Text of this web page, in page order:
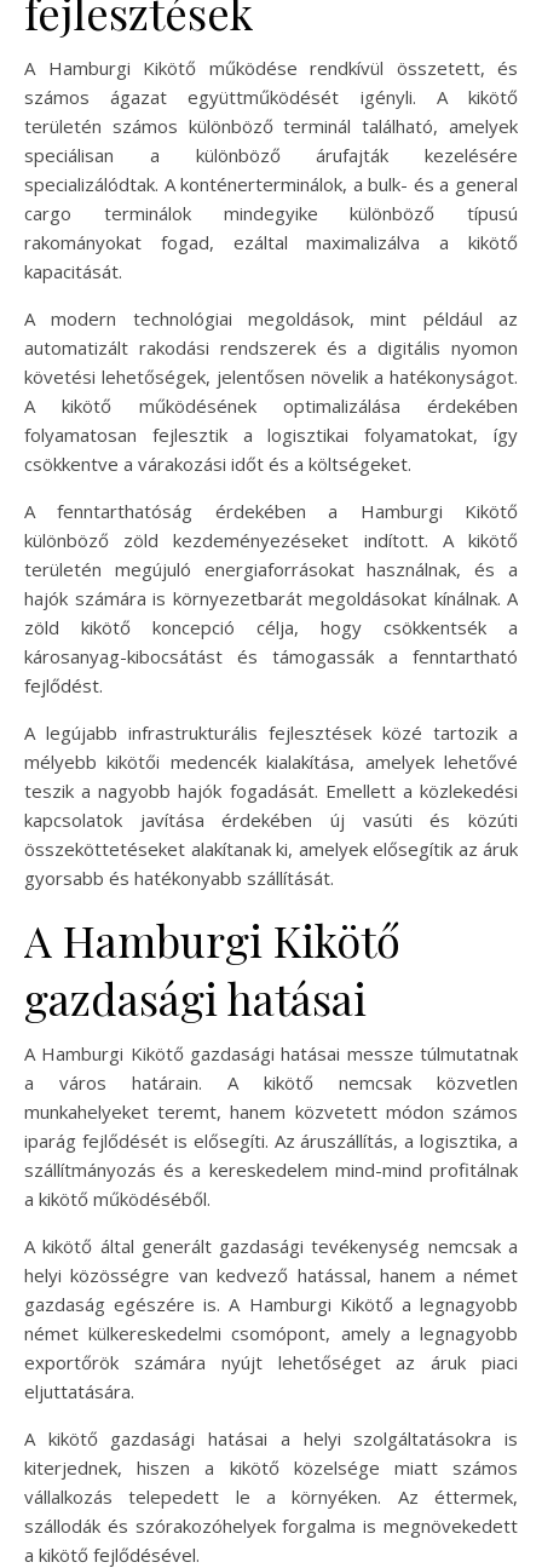
fejlesztések
A Hamburgi Kikötő működése rendkívül összetett, és
számos ágazat együttműködését igényli. A kikötő
területén számos különböző terminál található, amelyek
speciálisan a különböző árufajták kezelésére
specializálódtak. A konténerterminálok, a bulk- és a general
cargo terminálok mindegyike különböző típusú
rakományokat fogad, ezáltal maximalizálva a kikötő
kapacitását.
A modern technológiai megoldások, mint például az
automatizált rakodási rendszerek és a digitális nyomon
követési lehetőségek, jelentősen növelik a hatékonyságot.
A kikötő működésének optimalizálása érdekében
folyamatosan fejlesztik a logisztikai folyamatokat, így
csökkentve a várakozási időt és a költségeket.
A fenntarthatóság érdekében a Hamburgi Kikötő
különböző zöld kezdeményezéseket indított. A kikötő
területén megújuló energiaforrásokat használnak, és a
hajók számára is környezetbarát megoldásokat kínálnak. A
zöld kikötő koncepció célja, hogy csökkentsék a
károsanyag-kibocsátást és támogassák a fenntartható
fejlődést.
A legújabb infrastrukturális fejlesztések közé tartozik a
mélyebb kikötői medencék kialakítása, amelyek lehetővé
teszik a nagyobb hajók fogadását. Emellett a közlekedési
kapcsolatok javítása érdekében új vasúti és közúti
összeköttetéseket alakítanak ki, amelyek elősegítik az áruk
gyorsabb és hatékonyabb szállítását.
A Hamburgi Kikötő
gazdasági hatásai
A Hamburgi Kikötő gazdasági hatásai messze túlmutatnak
a város határain. A kikötő nemcsak közvetlen
munkahelyeket teremt, hanem közvetett módon számos
iparág fejlődését is elősegíti. Az áruszállítás, a logisztika, a
szállítmányozás és a kereskedelem mind-mind profitálnak
a kikötő működéséből.
A kikötő által generált gazdasági tevékenység nemcsak a
helyi közösségre van kedvező hatással, hanem a német
gazdaság egészére is. A Hamburgi Kikötő a legnagyobb
német külkereskedelmi csomópont, amely a legnagyobb
exportőrök számára nyújt lehetőséget az áruk piaci
eljuttatására.
A kikötő gazdasági hatásai a helyi szolgáltatásokra is
kiterjednek, hiszen a kikötő közelsége miatt számos
vállalkozás telepedett le a környéken. Az éttermek,
szállodák és szórakozóhelyek forgalma is megnövekedett
a kikötő fejlődésével.